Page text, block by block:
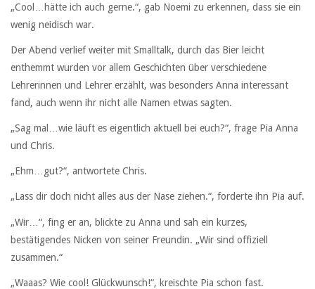
„Cool…hätte ich auch gerne.“, gab Noemi zu erkennen, dass sie ein
wenig neidisch war.
Der Abend verlief weiter mit Smalltalk, durch das Bier leicht
enthemmt wurden vor allem Geschichten über verschiedene
Lehrerinnen und Lehrer erzählt, was besonders Anna interessant
fand, auch wenn ihr nicht alle Namen etwas sagten.
„Sag mal…wie läuft es eigentlich aktuell bei euch?“, frage Pia Anna
und Chris.
„Ehm…gut?“, antwortete Chris.
„Lass dir doch nicht alles aus der Nase ziehen.“, forderte ihn Pia auf.
„Wir…“, fing er an, blickte zu Anna und sah ein kurzes,
bestätigendes Nicken von seiner Freundin. „Wir sind offiziell
zusammen.“
„Waaas? Wie cool! Glückwunsch!“, kreischte Pia schon fast.